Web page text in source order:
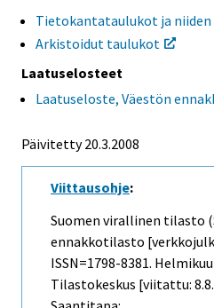
Tietokantataulukot ja
Arkistoidut taulukot
Laatuselosteet
Laatuseloste, Väestön
Päivitetty 20.3.2008
Viittausohje:
Suomen virallinen tilasto
ennakkotilasto
ISSN=1798-8381. Helmikuu
Tilastokeskus [viitattu: